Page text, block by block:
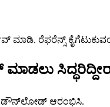
ಮಾಡಿ. ರೆಫರೆನ್ಸ್
ಡೌನ್‌ಲೋಡ್ ಆರಂಭಿಸಿ.